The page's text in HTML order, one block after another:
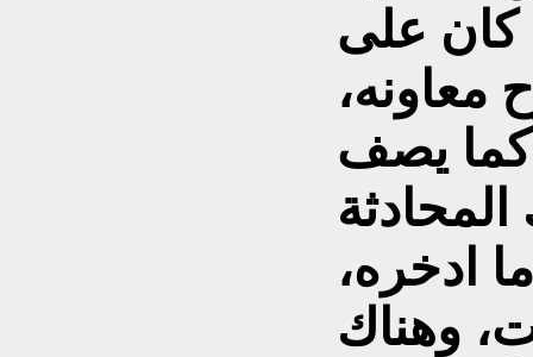
كان على
معاونه،
كما يصف
ادخره،
وهناك